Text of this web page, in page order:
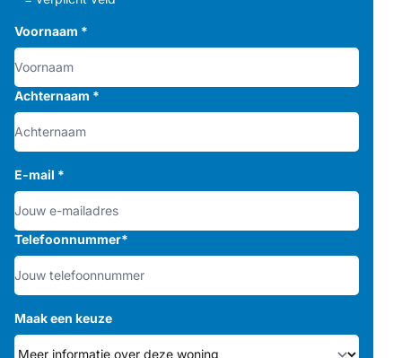
Voornaam *
Achternaam *
E-mail *
Telefoonnummer*
Maak een keuze